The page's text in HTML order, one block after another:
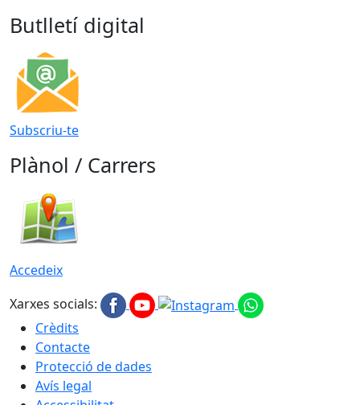
Butlletí digital
Subscriu-te
Plànol / Carrers
Accedeix
Xarxes socials:
Crèdits
Contacte
Protecció de dades
Avís legal